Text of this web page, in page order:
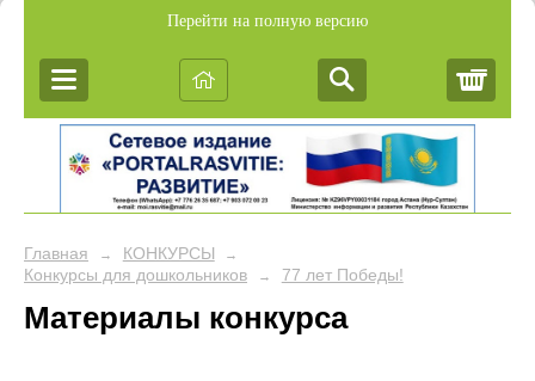
Перейти на полную версию
Главная → КОНКУРСЫ →
Конкурсы для дошкольников → 77 лет Победы!
Материалы конкурса